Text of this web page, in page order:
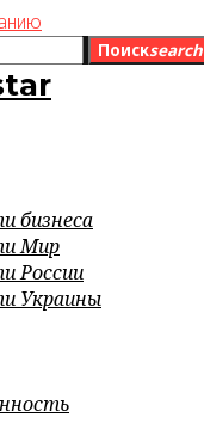
Поискsearch
бизнеса
Мир
России
Украины